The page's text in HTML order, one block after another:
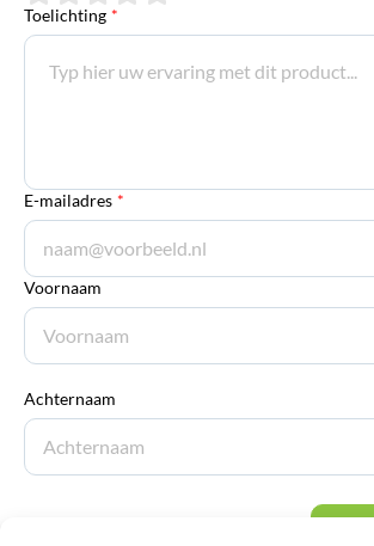
Toelichting *
E-mailadres *
Voornaam
Achternaam